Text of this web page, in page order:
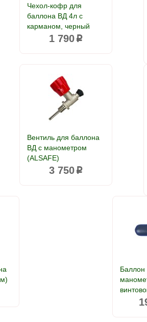
Чехол-кофр для
баллона ВД 4л с
карманом, черный
1 790p
Вентиль для баллона
ВД с манометром
(ALSAFE)
3 750p